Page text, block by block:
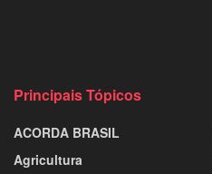
Principais Tópicos
ACORDA BRASIL
Agricultura